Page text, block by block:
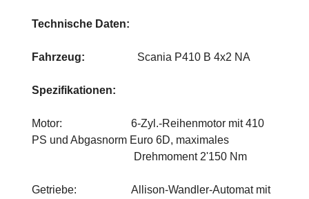
Technische Daten:
Fahrzeug: Scania P410 B 4x2 NA
Spezifikationen:
Motor: 6-Zyl.-Reihenmotor mit 410
PS und Abgasnorm Euro 6D, maximales
Drehmoment 2'150 Nm
Getriebe: Allison-Wandler-Automat mit